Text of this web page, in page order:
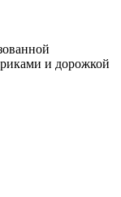
и дорожкой